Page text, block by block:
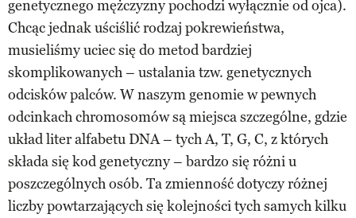
genetycznego mężczyzny pochodzi wyłącznie od ojca).
Chcąc jednak uściślić rodzaj pokrewieństwa,
musieliśmy uciec się do metod bardziej
skomplikowanych – ustalania tzw. genetycznych
odcisków palców. W naszym genomie w pewnych
odcinkach chromosomów są miejsca szczególne, gdzie
układ liter alfabetu DNA – tych A, T, G, C, z których
składa się kod genetyczny – bardzo się różni u
poszczególnych osób. Ta zmienność dotyczy różnej
liczby powtarzających się kolejności tych samych kilku